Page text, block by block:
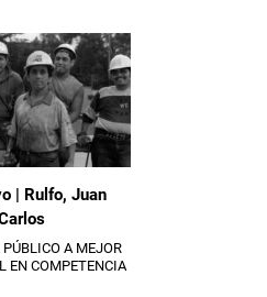
| Rulfo, Juan
A MEJOR
EN COMPETENCIA